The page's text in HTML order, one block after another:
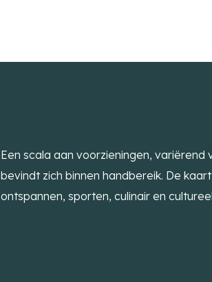
Een scala aan voorzieningen,
bevindt zich binnen handbereik. De
ontspannen, sporten, culinair en